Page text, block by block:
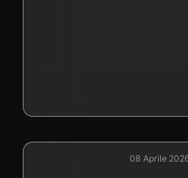
08 Aprile